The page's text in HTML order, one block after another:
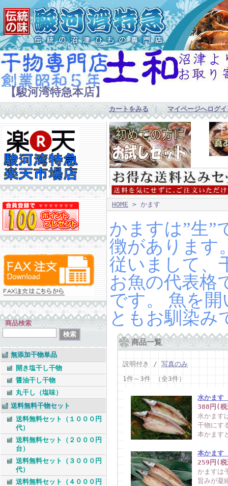
【駿河湾特急本店】
カートをみる ｜ マイページへログ
商品検索
無添加干物単品
開き塩干し干物
醤油干し干物
丸干し（塩味）
送料無料干物セット
送料無料セット（１０００円
代）
送料無料セット（２０００円
台）
送料無料セット（３０００円
代）
送料無料セット（４０００円
HOME > かます
かますは”生”
徴があります
従いまして、
お魚の代表格
です。 魚を
ともお馴染み
商品一覧
説明付き / 写真のみ
1件～3件 （全3件）
水かます
388円(
水かます
干物にす
本かます
本かます
259円(
かますは
旨みが凝